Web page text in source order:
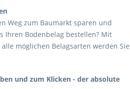
Weg zum Baumarkt sparen und
Ihren Bodenbelag bestellen? Mit
möglichen Belagsarten werden Sie
und zum Klicken - der absolute